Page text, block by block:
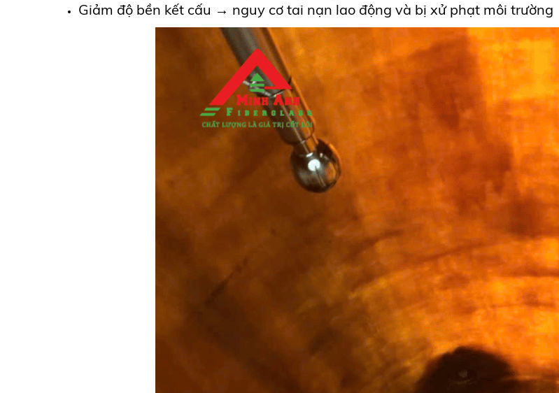
Giảm độ bền kết cấu → nguy cơ tai nạn lao động và bị xử phạt môi trường